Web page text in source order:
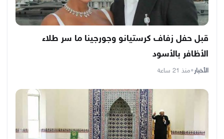
قبل حفل زفاف كرستيانو وجورجينا ما سر طلاء
الأظافر بالأسود
الأخبار•منذ 21 ساعة